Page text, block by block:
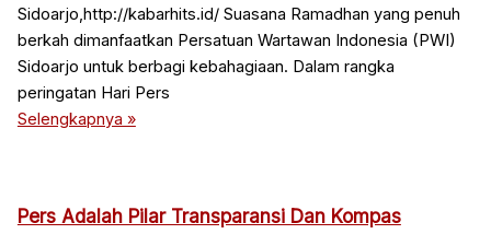
Sidoarjo,http://kabarhits.id/ Suasana Ramadhan yang penuh
berkah dimanfaatkan Persatuan Wartawan Indonesia (PWI)
Sidoarjo untuk berbagi kebahagiaan. Dalam rangka
peringatan Hari Pers
Selengkapnya »
Pers Adalah Pilar Transparansi Dan Kompas